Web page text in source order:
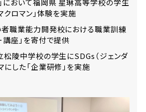
において福岡県 星琳高等学校の学生
クロマン」体験を実施
職業能力開発校における職業訓練
講座」を寄付で提供
陵中学校の学生にSDGs（ジェンダ
にした「企業研修」を実施